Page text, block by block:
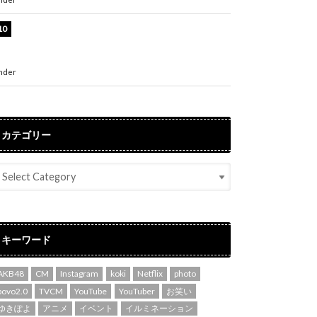
カテゴリー
キーワード
CM Instagram koki Netflix
photo
TVCM YouTube YouTuber
お笑い
きぽよ
アニメ イベント イルミネーション